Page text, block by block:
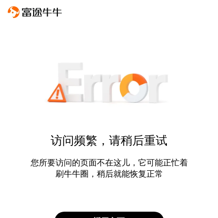
访问频繁，请稍后重试
您所要访问的页面不在这儿，它可能正忙着
刷牛牛圈，稍后就能恢复正常